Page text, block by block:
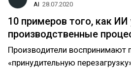
AI 28.07.2020
10 примеров того, как
производственные
Производители воспринимают
«принудительную